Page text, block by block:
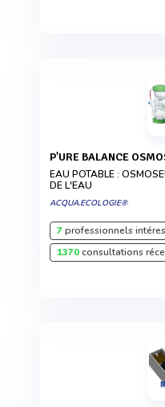
P'URE BALANCE
EAU POTABLE :
DE L'EAU
ACQUA.ECOLOGIE®
7professionnels
1370consultations